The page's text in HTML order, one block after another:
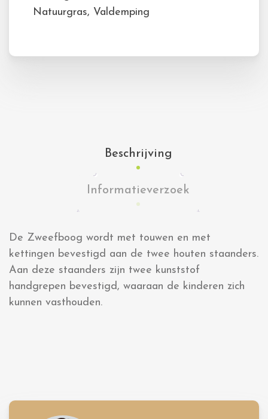
Natuurgras, Valdemping
Beschrijving
Informatieverzoek
De Zweefboog wordt met touwen en met
kettingen bevestigd aan de twee houten staanders.
Aan deze staanders zijn twee kunststof
handgrepen bevestigd, waaraan de kinderen zich
kunnen vasthouden.